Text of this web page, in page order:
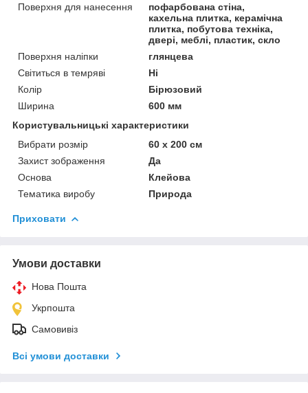
Поверхня для нанесення
пофарбована стіна,
кахельна плитка, керамічна
плитка, побутова техніка,
двері, меблі, пластик, скло
Поверхня наліпки
глянцева
Світиться в темряві
Ні
Колір
Бірюзовий
Ширина
600 мм
Користувальницькі характеристики
Вибрати розмір
60 х 200 см
Захист зображення
Да
Основа
Клейова
Тематика виробу
Природа
Приховати
Умови доставки
Нова Пошта
Укрпошта
Самовивіз
Всі умови доставки